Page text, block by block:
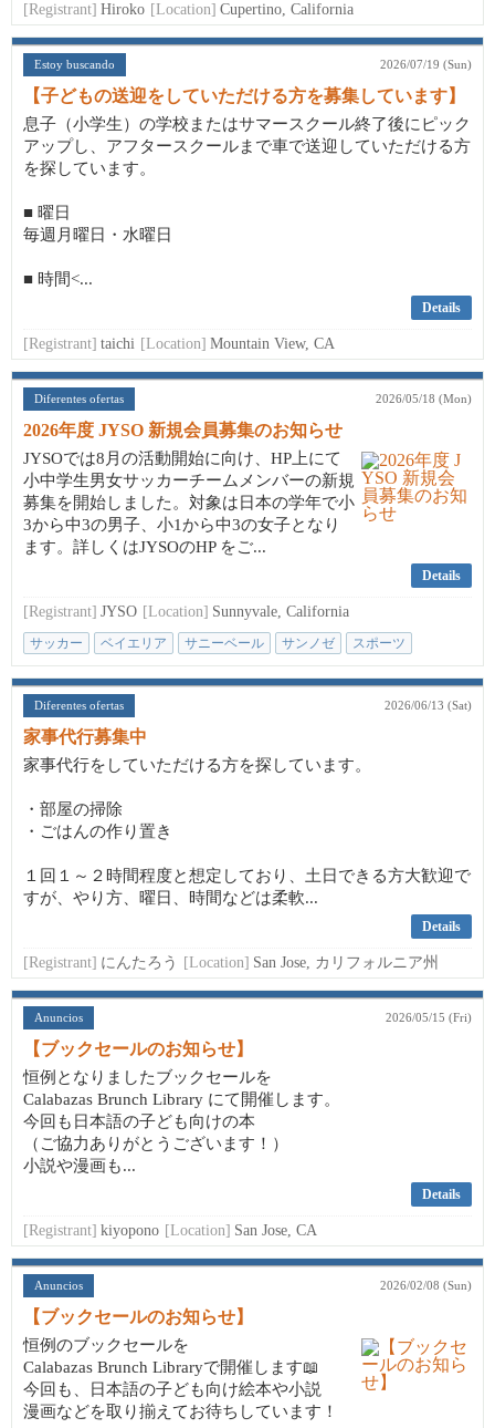
[Registrant] Hiroko [Location] Cupertino, California
Estoy buscando 2026/07/19 (Sun)
【子どもの送迎をしていただける方を募集しています】
息子（小学生）の学校またはサマースクール終了後にピック
アップし、アフタースクールまで車で送迎していただける方
を探しています。
■ 曜日
毎週月曜日・水曜日
■ 時間<...
Details
[Registrant] taichi [Location] Mountain View, CA
Diferentes ofertas 2026/05/18 (Mon)
2026年度 JYSO 新規会員募集のお知らせ
JYSOでは8月の活動開始に向け、HP上にて
小中学生男女サッカーチームメンバーの新規
募集を開始しました。対象は日本の学年で小
3から中3の男子、小1から中3の女子となり
ます。詳しくはJYSOのHP をご...
Details
[Registrant] JYSO [Location] Sunnyvale, California
サッカー ベイエリア サニーベール サンノゼ スポーツ
Diferentes ofertas 2026/06/13 (Sat)
家事代行募集中
家事代行をしていただける方を探しています。
・部屋の掃除
・ごはんの作り置き
１回１～２時間程度と想定しており、土日できる方大歓迎で
すが、やり方、曜日、時間などは柔軟...
Details
[Registrant] にんたろう [Location] San Jose, カリフォルニア州
Anuncios 2026/05/15 (Fri)
【ブックセールのお知らせ】
恒例となりましたブックセールを
Calabazas Brunch Library にて開催します。
今回も日本語の子ども向けの本
（ご協力ありがとうございます！）
小説や漫画も...
Details
[Registrant] kiyopono [Location] San Jose, CA
Anuncios 2026/02/08 (Sun)
【ブックセールのお知らせ】
恒例のブックセールを
Calabazas Brunch Libraryで開催します📖
今回も、日本語の子ども向け絵本や小説
漫画などを取り揃えてお待ちしています！